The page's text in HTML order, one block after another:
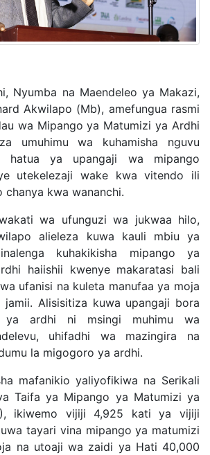
Nyumba na Maendeleo ya Makazi,
Akwilapo (Mb), amefungua rasmi
wa Mipango ya Matumizi ya Ardhi
umuhimu wa kuhamisha nguvu
hatua ya upangaji wa mipango
utekelezaji wake kwa vitendo ili
chanya kwa wananchi.
wa ufunguzi wa jukwaa hilo,
alieleza kuwa kauli mbiu ya
kuhakikisha mipango ya
haiishii kwenye makaratasi bali
ufanisi na kuleta manufaa ya moja
Alisisitiza kuwa upangaji bora
ya ardhi ni msingi muhimu wa
uhifadhi wa mazingira na
la migogoro ya ardhi.
mafanikio yaliyofikiwa na Serikali
Taifa ya Mipango ya Matumizi ya
ikiwemo vijiji 4,925 kati ya vijiji
tayari vina mipango ya matumizi
na utoaji wa zaidi ya Hati 40,000